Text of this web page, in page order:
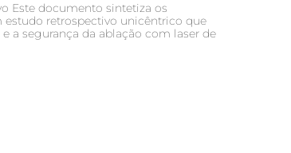
Este documento sintetiza os
estudo retrospectivo unicêntrico que
a segurança da ablação com laser de